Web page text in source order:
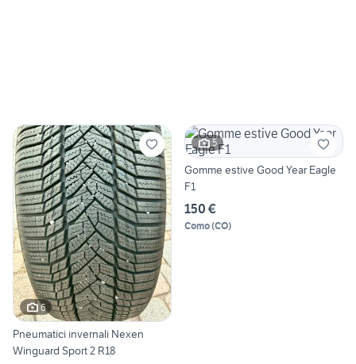
6
Pneumatici invernali Nexen
Winguard Sport 2 R18
5
Gomme estive Good Year Eagle
F1
150 €
Como(CO)